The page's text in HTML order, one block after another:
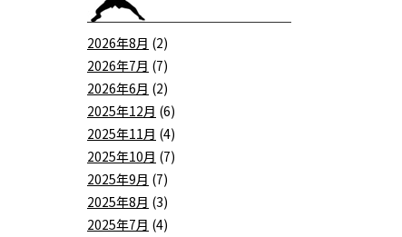
2026年8月 (2)
2026年7月 (7)
2026年6月 (2)
2025年12月 (6)
2025年11月 (4)
2025年10月 (7)
2025年9月 (7)
2025年8月 (3)
2025年7月 (4)